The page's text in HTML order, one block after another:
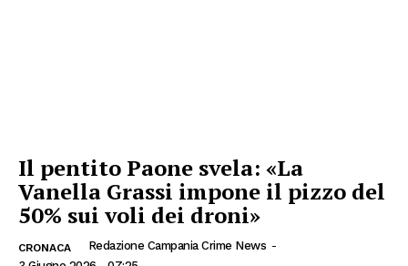
Il pentito Paone svela: «La
Vanella Grassi impone il pizzo del
50% sui voli dei droni»
CRONACA Redazione Campania Crime News -